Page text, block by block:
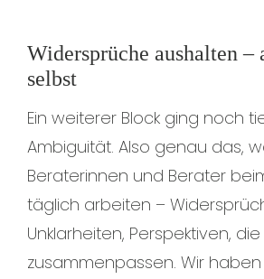
Widersprüche aushalten –
selbst
Ein weiterer Block ging noch
Ambiguität. Also genau das,
Beraterinnen und Berater
täglich arbeiten –
Unklarheiten, Perspektiven,
zusammenpassen. Wir